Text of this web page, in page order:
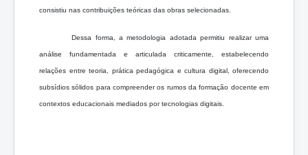
consistiu nas contribuições teóricas das obras selecionadas.
Dessa forma, a metodologia adotada permitiu realizar uma
análise fundamentada e articulada criticamente, estabelecendo
relações entre teoria, prática pedagógica e cultura digital, oferecendo
subsídios sólidos para compreender os rumos da formação docente em
contextos educacionais mediados por tecnologias digitais.